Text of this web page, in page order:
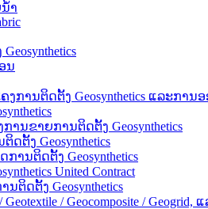
ນ້ໍາ
ນ
ງການຕິດຕັ້ງ Geosynthetics ແລະການ
ານຂາຍການຕິດຕັ້ງ Geosynthetics
ຕັ້ງ Geosynthetics
ານຕິດຕັ້ງ Geosynthetics
United Contract
ຕິດຕັ້ງ Geosynthetics
Geotextile / Geocomposite / Geogrid,